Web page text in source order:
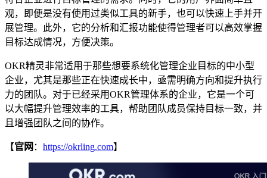
观，即便是没有使用过类似工具的新手，也可以快速上手并开
展管理。此外，它的分析和汇报功能使得管理者可以高效掌握
目标达成情况，方便决策。
OKR精灵非常适用于那些想要系统化管理企业目标的中小型
企业，尤其是那些正在快速成长中，亟需明确方向和提升执行
力的团队。对于已经采用OKR管理体系的企业，它是一个可
以大幅提升管理效率的工具，帮助团队成员保持目标一致，并
且增强团队之间的协作。
【官网 ： https://okrling.com】